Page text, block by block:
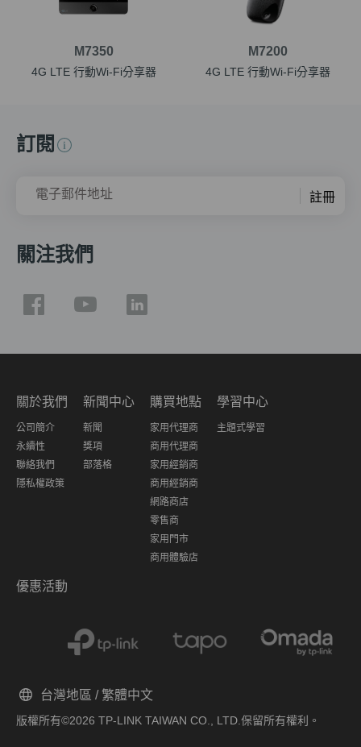
M7350
4G LTE 行動Wi-Fi分享器
M7200
4G LTE 行動Wi-Fi分享器
訂閱
電子郵件地址 註冊
關注我們
關於我們
公司簡介
永續性
聯絡我們
隱私權政策
新聞中心
新聞
獎項
部落格
購買地點
家用代理商
商用代理商
家用經銷商
商用經銷商
網路商店
零售商
家用門市
商用體驗店
學習中心
主題式學習
優惠活動
版權所有©2026 TP-LINK TAIWAN CO., LTD.保留所有權利。
台灣地區 / 繁體中文